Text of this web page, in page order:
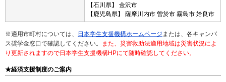
【石川県】 金沢市
【鹿児島県】 薩摩川内市 曽於市 霧島市 姶良市
※適用市町村については、 日本学生支援機構ホームページ または、各キャンパ
ス奨学金窓口で確認してください。
また、災害救助法適用地域は災害状況によ
り更新されますので日本学生支援機構HPにて随時確認してください。
★経済支援制度のご案内